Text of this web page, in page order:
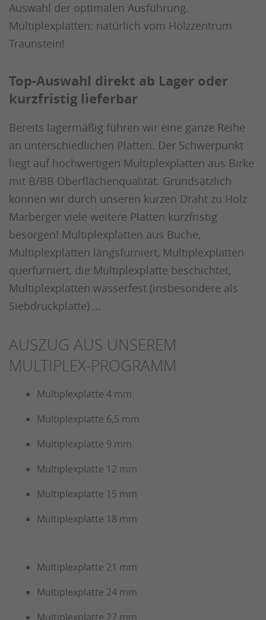
Auswahl der optimalen Ausführung.
Multiplexplatten: natürlich vom Holzzentrum
Traunstein!
Top-Auswahl direkt ab Lager oder
kurzfristig lieferbar
Bereits lagermäßig führen wir eine ganze Reihe
an unterschiedlichen Platten. Der Schwerpunkt
liegt auf hochwertigen Multiplexplatten aus Birke
mit B/BB Oberflächenqualität. Grundsätzlich
können wir durch unseren kurzen Draht zu Holz
Marberger viele weitere Platten kurzfristig
besorgen! Multiplexplatten aus Buche,
Multiplexplatten längsfurniert, Multiplexplatten
querfurniert, die Multiplexplatte beschichtet,
Multiplexplatten wasserfest (insbesondere als
Siebdruckplatte) …
AUSZUG AUS UNSEREM
MULTIPLEX-PROGRAMM
Multiplexplatte 4 mm
Multiplexplatte 6,5 mm
Multiplexplatte 9 mm
Multiplexplatte 12 mm
Multiplexplatte 15 mm
Multiplexplatte 18 mm
Multiplexplatte 21 mm
Multiplexplatte 24 mm
Multiplexplatte 27 mm